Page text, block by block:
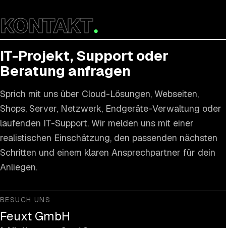
KONTAKT.
IT-Projekt, Support oder
Beratung anfragen
Sprich mit uns über Cloud-Lösungen, Webseiten,
Shops, Server, Netzwerk, Endgeräte-Verwaltung oder
laufenden IT-Support. Wir melden uns mit einer
realistischen Einschätzung, den passenden nächsten
Schritten und einem klaren Ansprechpartner für dein
Anliegen.
BESUCH UNS
Feuxt GmbH